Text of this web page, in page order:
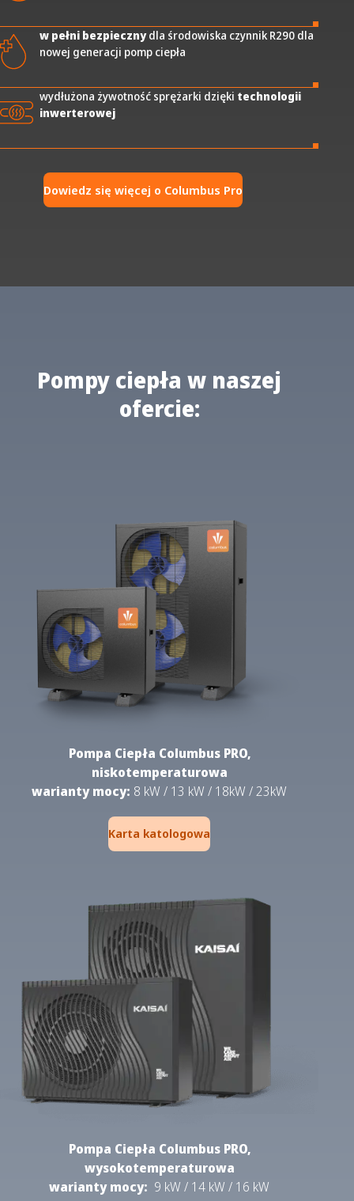
w pełni bezpiecznydla środowiska czynnik R290 dla
nowej generacji pomp ciepła
wydłużona żywotność sprężarki dzięki technologii
inwerterowej
Dowiedz się więcej o Columbus Pro
Pompy ciepła w naszej
ofercie:
Pompa Ciepła Columbus PRO,
niskotemperaturowa
warianty mocy: 8 kW / 13 kW / 18kW / 23kW
Karta katologowa
Pompa Ciepła Columbus PRO,
wysokotemperaturowa
warianty mocy: 9 kW / 14 kW / 16 kW